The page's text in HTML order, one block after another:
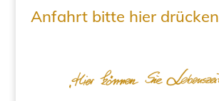
Anfahrt bitte hier drücken